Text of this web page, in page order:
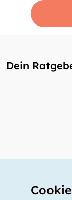
Dein
Mehr über